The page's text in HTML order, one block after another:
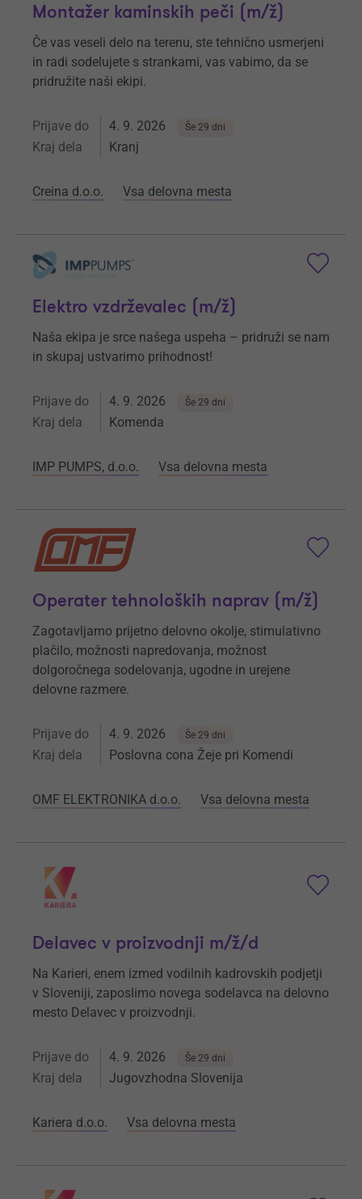
Montažer kaminskih peči (m/ž)
Če vas veseli delo na terenu, ste tehnično usmerjeni
in radi sodelujete s strankami, vas vabimo, da se
pridružite naši ekipi.
Prijave do 4. 9. 2026 Še 29 dni
Kraj dela Kranj
Creina d.o.o. Vsa delovna mesta
Elektro vzdrževalec (m/ž)
Naša ekipa je srce našega uspeha – pridruži se nam
in skupaj ustvarimo prihodnost!
Prijave do 4. 9. 2026 Še 29 dni
Kraj dela Komenda
IMP PUMPS, d.o.o. Vsa delovna mesta
Operater tehnoloških naprav (m/ž)
Zagotavljamo prijetno delovno okolje, stimulativno
plačilo, možnosti napredovanja, možnost
dolgoročnega sodelovanja, ugodne in urejene
delovne razmere.
Prijave do 4. 9. 2026 Še 29 dni
Kraj dela Poslovna cona Žeje pri Komendi
OMF ELEKTRONIKA d.o.o. Vsa delovna mesta
Delavec v proizvodnji m/ž/d
Na Karieri, enem izmed vodilnih kadrovskih podjetji
v Sloveniji, zaposlimo novega sodelavca na delovno
mesto Delavec v proizvodnji.
Prijave do 4. 9. 2026 Še 29 dni
Kraj dela Jugovzhodna Slovenija
Kariera d.o.o. Vsa delovna mesta